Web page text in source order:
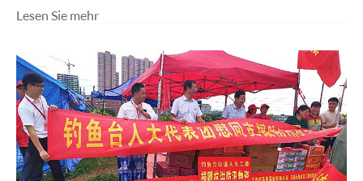
Lesen Sie mehr